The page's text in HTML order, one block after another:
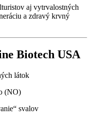
aj vytrvalostných
a zdravý krvný
Biotech USA
látok
(NO)
svalov